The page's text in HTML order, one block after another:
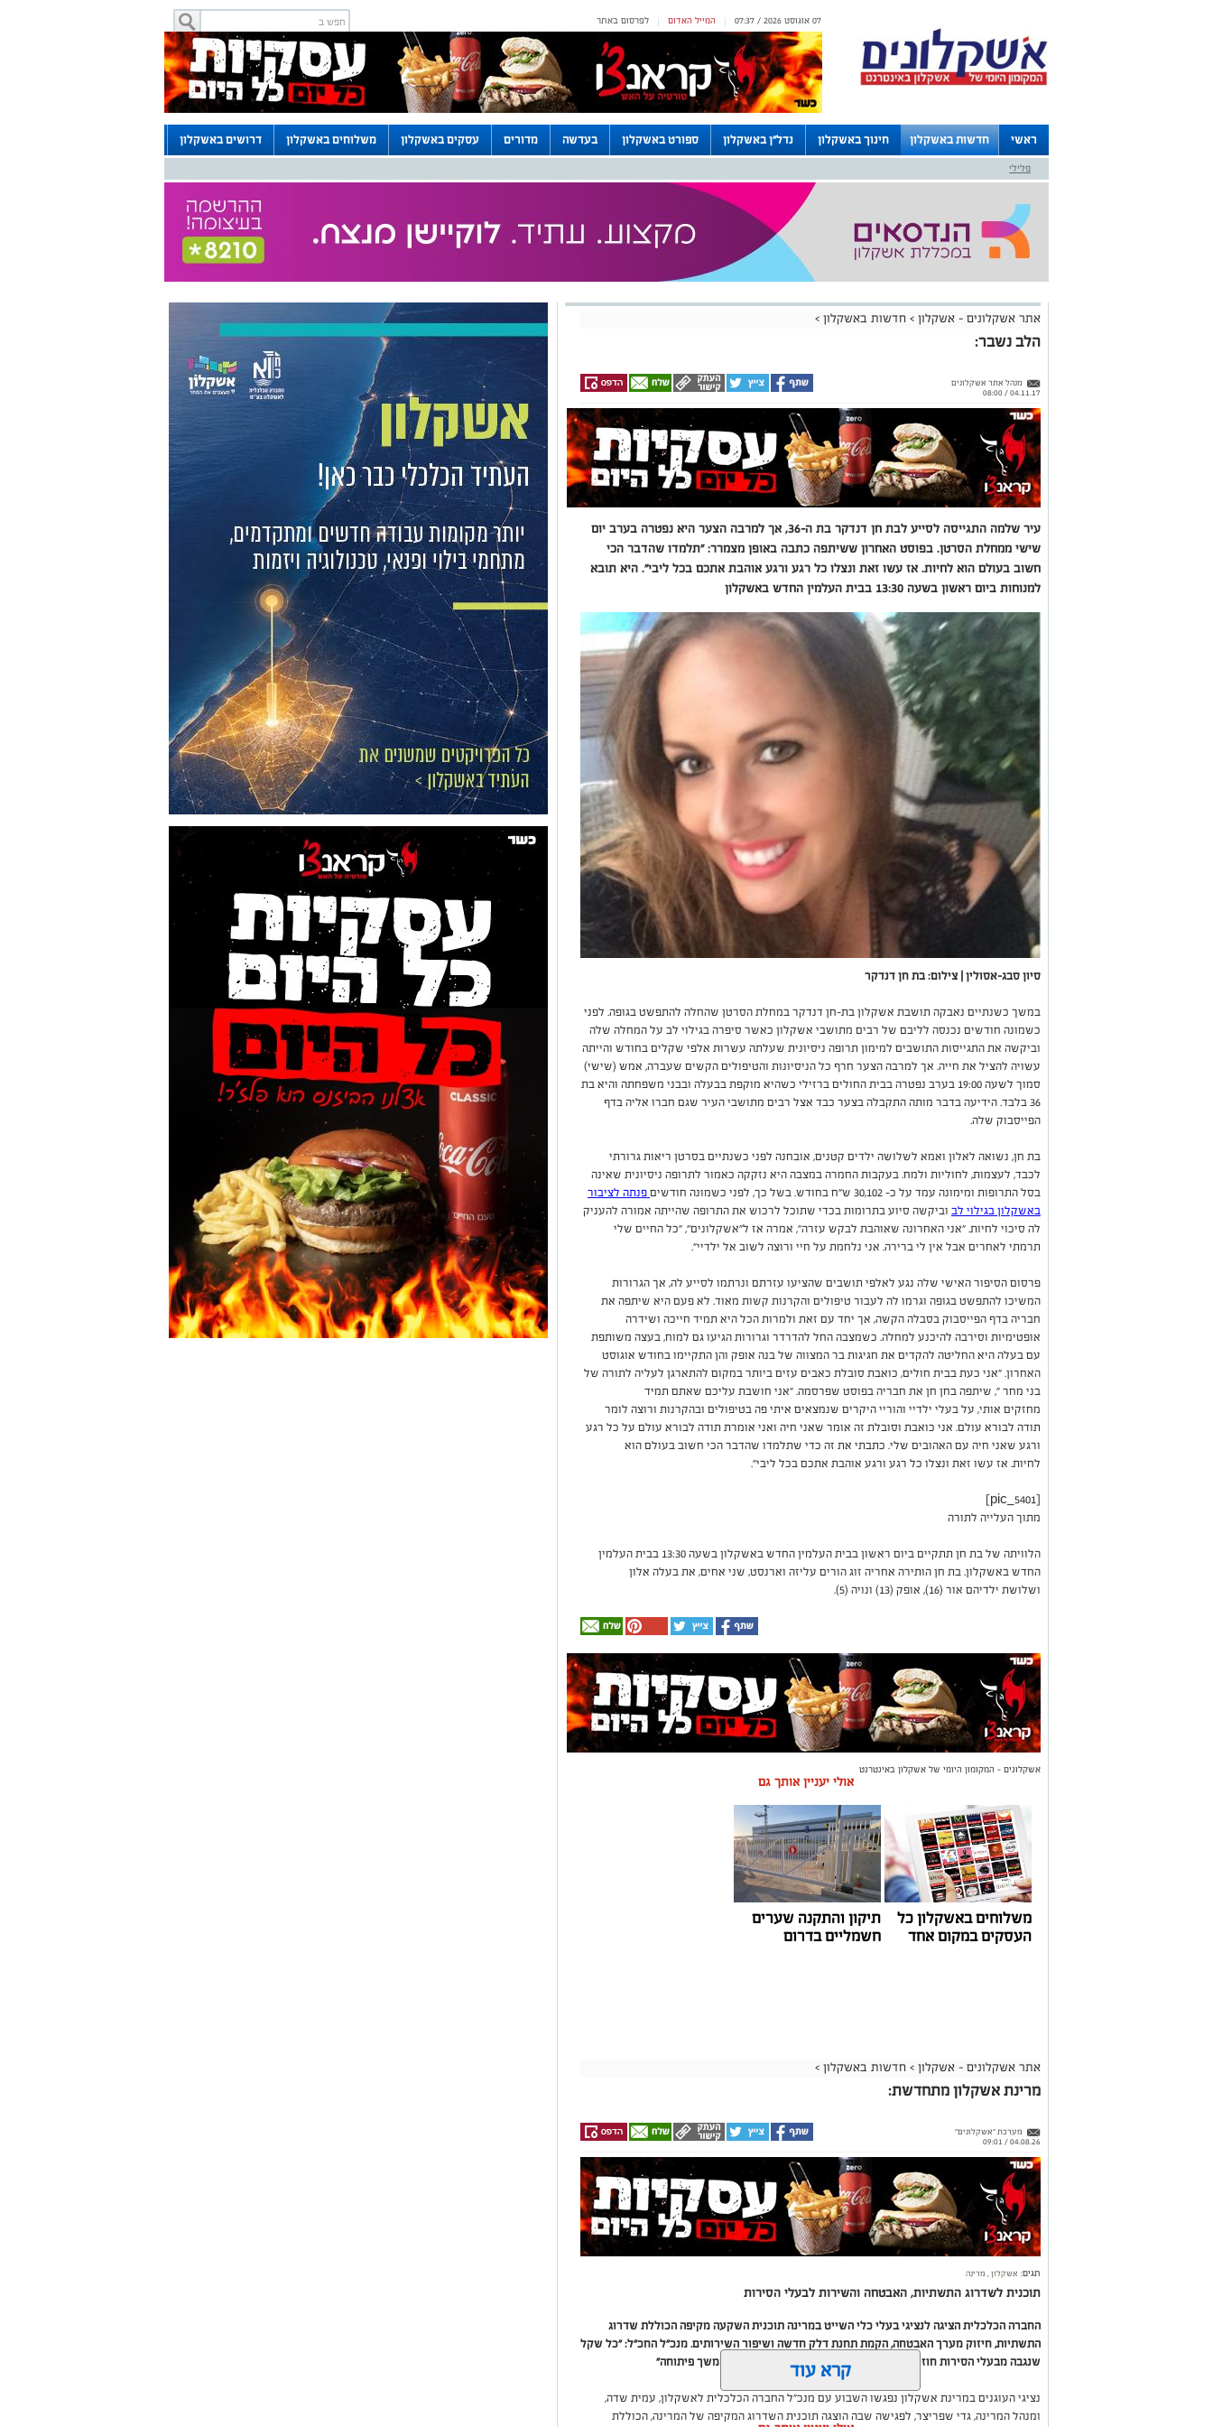
לפרסום באתר | המייל האדום | 07 אוגוסט 2026 / 07:37
ראשי חדשות באשקלון חינוך באשקלון נדל"ן באשקלון ספורט באשקלון בעדשה מדורים עסקים באשקלון משלוחים באשקלון דרושים באשקלון
לוחות
פלילי
אתר אשקלונים - אשקלון > חדשות באשקלון >
הלב נשבר:
מנהל אתר אשקלונים
04.11.17 / 08:00
עיר שלמה התגייסה לסייע לבת חן דנדקר בת ה-36, אך למרבה הצער היא נפטרה בערב יום
שישי ממחלת הסרטן. בפוסט האחרון ששיתפה כתבה באופן מצמרר: "תלמדו שהדבר הכי
חשוב בעולם הוא לחיות. אז עשו זאת ונצלו כל רגע ורגע אוהבת אתכם בכל ליבי". היא תובא
למנוחות ביום ראשון בשעה 13:30 בבית העלמין החדש באשקלון
סיון סבג-אסולין | צילום: בת חן דנדקר
במשך כשנתיים נאבקה תושבת אשקלון בת-חן דנדקר במחלת הסרטן שהחלה להתפשט בגופה. לפני
כשמונה חודשים נכנסה לליבם של רבים מתושבי אשקלון כאשר סיפרה בגילוי לב על המחלה שלה
וביקשה את התגייסות התושבים למימון תרופה ניסיונית שעלתה עשרות אלפי שקלים בחודש והייתה
עשויה להציל את חייה. אך למרבה הצער חרף כל הניסיונות והטיפולים הקשים שעברה, אמש (שישי)
סמוך לשעה 19:00 בערב נפטרה בבית החולים ברזילי כשהיא מוקפת בבעלה ובבני משפחתה והיא בת
36 בלבד. הידיעה בדבר מותה התקבלה בצער כבד אצל רבים מתושבי העיר שגם חברו אליה בדף
הפייסבוק שלה.
בת חן, נשואה לאלון ואמא לשלושה ילדים קטנים, אובחנה לפני כשנתיים בסרטן ריאות גרורתי
לכבד, לעצמות, לחוליות ולמח. בעקבות החמרה במצבה היא נזקקה כאמור לתרופה ניסיונית שאינה
בסל התרופות ומימונה עמד על כ- 30,102 ש"ח בחודש. בשל כך, לפני כשמונה חודשים
פנתה לציבור
באשקלון בגילוי לב וביקשה סיוע בתרומות בכדי שתוכל לרכוש את התרופה שהייתה אמורה להעניק
לה סיכוי לחיות. "אני האחרונה שאוהבת לבקש עזרה", אמרה אז ל"אשקלונים", "כל החיים שלי
תרמתי לאחרים אבל אין לי ברירה. אני נלחמת על חיי ורוצה לשוב אל ילדיי".
פרסום הסיפור האישי שלה נגע לאלפי תושבים שהציעו עזרתם ונרתמו לסייע לה, אך הגרורות
המשיכו להתפשט בגופה וגרמו לה לעבור טיפולים והקרנות קשות מאוד. לא פעם היא שיתפה את
חבריה בדף הפייסבוק בסבלה הקשה, אך יחד עם זאת ולמרות הכל היא תמיד חייכה ושידרה
אופטימיות וסירבה להיכנע למחלה. כשמצבה החל להדרדר וגרורות הגיעו גם למוח, בעצה משותפת
עם בעלה היא החליטה להקדים את חגיגות בר המצווה של בנה אופק והן התקיימו בחודש אוגוסט
האחרון. "אני כעת בבית חולים, כואבת סובלת כאבים עזים ביותר במקום להתארגן לעליה לתורה של
בני מחר ", שיתפה בחן חן את חבריה בפוסט שפרסמה. "אני חושבת עליכם שאתם תמיד
מחזקים אותי, על בעלי ילדיי והוריי היקרים שנמצאים איתי פה בטיפולים ובהקרנות ורוצה לומר
תודה לבורא עולם. אני כואבת וסובלת זה אומר שאני חיה ואני אומרת תודה לבורא עולם על כל רגע
ורגע שאני חיה עם האהובים שלי. כתבתי את זה כדי שתלמדו שהדבר הכי חשוב בעולם הוא
לחיות. אז עשו זאת ונצלו כל רגע ורגע אוהבת אתכם בכל ליבי".
[pic_5401]
מתוך העלייה לתורה
הלוויתה של בת חן תתקיים ביום ראשון בבית העלמין החדש באשקלון בשעה 13:30 בבית העלמין
החדש באשקלון. בת חן הותירה אחריה זוג הורים עליזה וארנסט, שני אחים, את בעלה אלון
ושלושת ילדיהם אור (16), אופק (13) ונויה (5).
אשקלונים - המקומון היומי של אשקלון באינטרנט
אולי יעניין אותך גם
משלוחים באשקלון כל
העסקים במקום אחד
תיקון והתקנה שערים
חשמליים בדרום
אתר אשקלונים - אשקלון > חדשות באשקלון >
מרינת אשקלון מתחדשת:
מערכת "אשקלונים"
04.08.26 / 09:01
תגים: אשקלון, מרינה
תוכנית לשדרוג התשתיות, האבטחה והשירות לבעלי הסירות
החברה הכלכלית הציגה לנציגי בעלי כלי השייט במרינה תוכנית השקעה מקיפה הכוללת שדרוג
התשתיות, חיזוק מערך האבטחה, הקמת תחנת דלק חדשה ושיפור השירותים. מנכ"ל החכ"ל: "כל שקל
שנגבה מבעלי הסירות חוזר בחזרה אליהם באמצעות שיפור המרינה והמשך פיתוחה"
נציגי העוגנים במרינת אשקלון נפגשו השבוע עם מנכ"ל החברה הכלכלית לאשקלון, עמית שדה,
ומנהל המרינה, גדי שפריצר, לפגישה שבה הוצגה תוכנית השדרוג המקיפה של המרינה, הכוללת
קרא עוד